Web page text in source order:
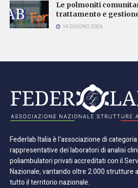
Le polmoniti
trattamento e
16 GIUGNO 2026
Federlab Italia è l'associazione di
rappresentative dei laboratori di analisi
poliambulatori privati accreditati con il
Nazionale, vantando oltre 2.000 strutture
tutto il territorio nazionale.